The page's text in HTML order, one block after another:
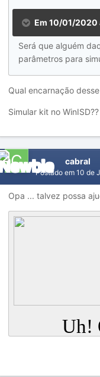
Em 10/01/2020
Será que alguém
parâmetros para
Qual encarnação
Simular kit no
cabral
Postado em 10 de
Opa ... talvez possa